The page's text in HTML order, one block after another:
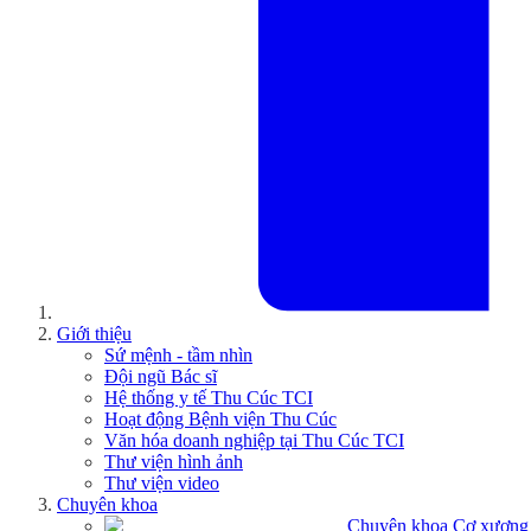
Giới thiệu
Sứ mệnh - tầm nhìn
Đội ngũ Bác sĩ
Hệ thống y tế Thu Cúc TCI
Hoạt động Bệnh viện Thu Cúc
Văn hóa doanh nghiệp tại Thu Cúc TCI
Thư viện hình ảnh
Thư viện video
Chuyên khoa
Chuyên khoa Cơ